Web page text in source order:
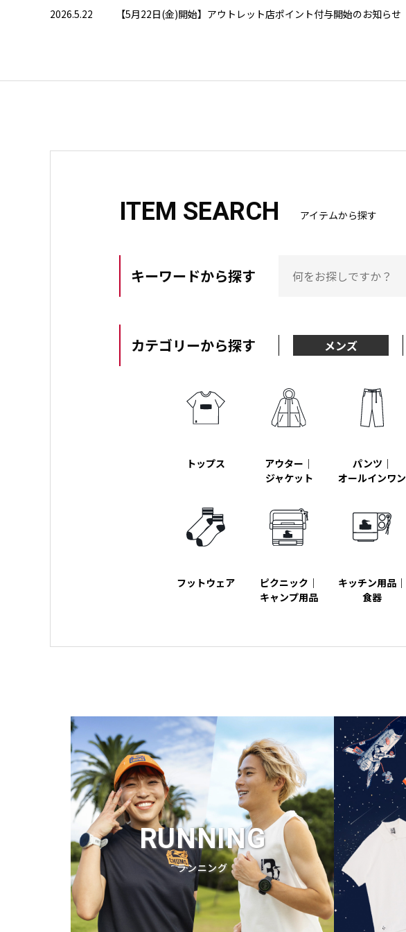
2026.5.22 【5月22日(金)開始】アウトレット店ポイント付与開始のお知らせ
ITEM SEARCH アイテムから探す
キーワードから探す
カテゴリーから探す メンズ
トップス
アウター｜
ジャケット
パンツ｜
オールインワン
フットウェア
ピクニック｜
キャンプ用品
キッチン用品｜
食器
RUNNING
ランニング